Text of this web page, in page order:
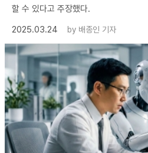
할 수 있다고 주장했다.
2025.03.24
by 배종인 기자